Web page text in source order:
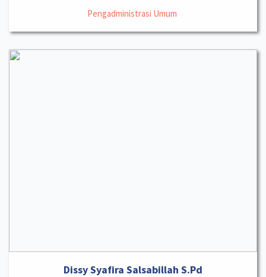
Pengadministrasi Umum
Dissy Syafira Salsabillah S.Pd